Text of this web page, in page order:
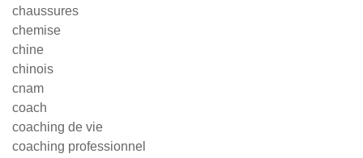
chaussures
chemise
chine
chinois
cnam
coach
coaching de vie
coaching professionnel